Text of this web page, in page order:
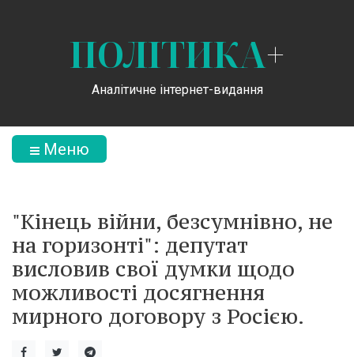
ПОЛІТИКА+
Аналітичне інтернет-видання
Меню
"Кінець війни, безсумнівно, не
на горизонті": депутат
висловив свої думки щодо
можливості досягнення
мирного договору з Росією.